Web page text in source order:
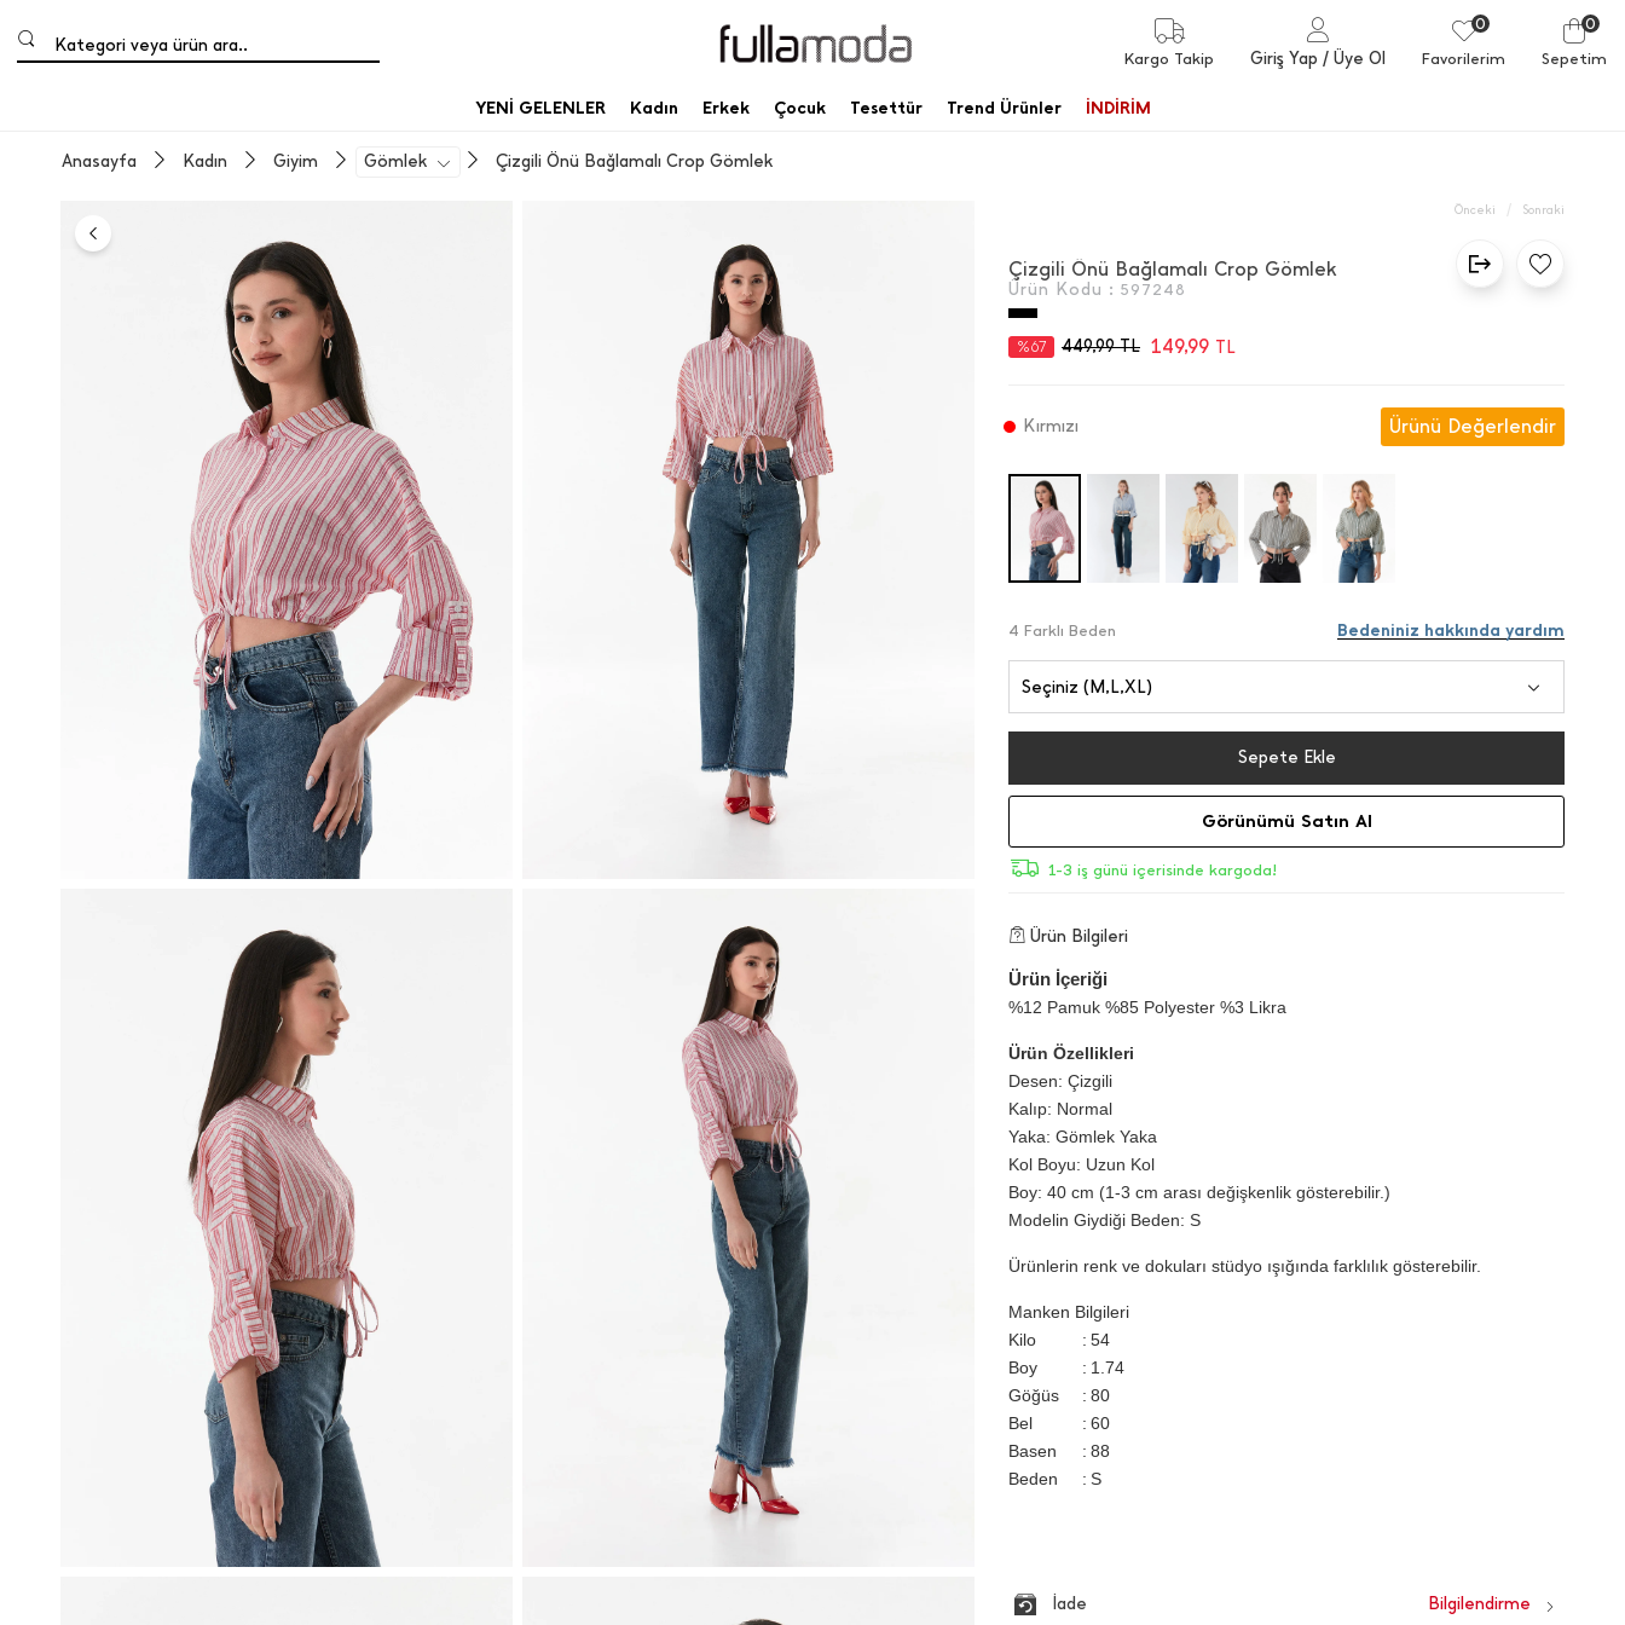
Kategori veya ürün ara..
Kargo Takip Giriş Yap / Üye Ol
0
Favorilerim
0
Sepetim
YENİ GELENLER Kadın Erkek Çocuk Tesettür Trend Ürünler İNDİRİM
Çizgili Önü Bağlamalı Crop Gömlek
Gömlek
Giyim
Kadın
Anasayfa
Önceki / Sonraki
Çizgili Önü Bağlamalı Crop Gömlek
Ürün Kodu : 597248
%67 449,99TL 149,99 TL
Kırmızı Ürünü Değerlendir
4 Farklı Beden Bedeniniz hakkında yardım
Seçiniz (M,L,XL)
Sepete Ekle
Görünümü Satın Al
1-3 iş günü içerisinde kargoda!
Ürün Bilgileri
Ürün İçeriği
%12 Pamuk %85 Polyester %3 Likra
Ürün Özellikleri
Desen: Çizgili
Kalıp: Normal
Yaka: Gömlek Yaka
Kol Boyu: Uzun Kol
Boy: 40 cm (1-3 cm arası değişkenlik gösterebilir.)
Modelin Giydiği Beden: S
Ürünlerin renk ve dokuları stüdyo ışığında farklılık gösterebilir.
Manken Bilgileri
Kilo
54
Boy
1.74
Göğüs
80
Bel
60
Basen
88
Beden
S
İade